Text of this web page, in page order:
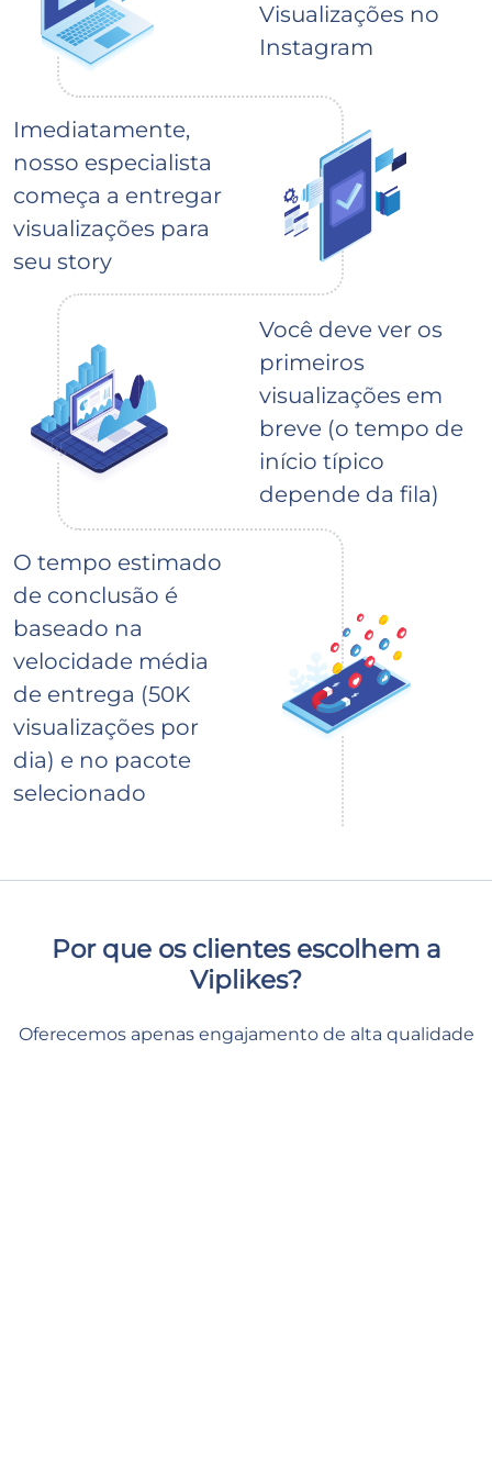
Visualizações no
Instagram
Imediatamente,
nosso especialista
começa a entregar
visualizações para
seu story
Você deve ver os
primeiros
visualizações em
breve (o tempo de
início típico
depende da fila)
O tempo estimado
de conclusão é
baseado na
velocidade média
de entrega (50K
visualizações por
dia) e no pacote
selecionado
Por que os clientes escolhem a
Viplikes?
Oferecemos apenas engajamento de alta qualidade